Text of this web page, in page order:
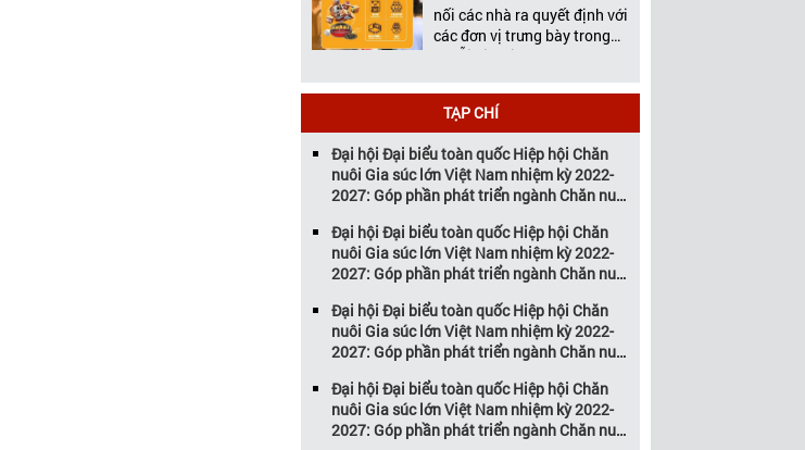
niên […]
nối các nhà ra quyết định với
các đơn vị trưng bày trong
chuỗi giá trị ngành chăn
năm đồng hành cùng sự
phát triển của ngành chăn
nuôi Việt Nam, Vietstock đã
khẳng định vị thế là triển […]
TẠP CHÍ
Đại hội Đại biểu toàn quốc Hiệp hội Chăn
nuôi Gia súc lớn Việt Nam nhiệm kỳ 2022-
2027: Góp phần phát triển ngành Chăn nuôi
Đại hội Đại biểu toàn quốc Hiệp hội Chăn
nuôi Gia súc lớn Việt Nam nhiệm kỳ 2022-
2027: Góp phần phát triển ngành Chăn nuôi
Đại hội Đại biểu toàn quốc Hiệp hội Chăn
nuôi Gia súc lớn Việt Nam nhiệm kỳ 2022-
2027: Góp phần phát triển ngành Chăn nuôi
Đại hội Đại biểu toàn quốc Hiệp hội Chăn
nuôi Gia súc lớn Việt Nam nhiệm kỳ 2022-
2027: Góp phần phát triển ngành Chăn nuôi